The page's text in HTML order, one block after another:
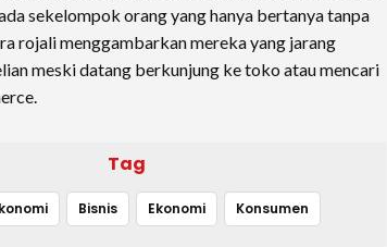
sekelompok orang yang hanya bertanya tanpa
rojali menggambarkan mereka yang jarang
meski datang berkunjung ke toko atau mencari
Tag
Bisnis Ekonomi Konsumen